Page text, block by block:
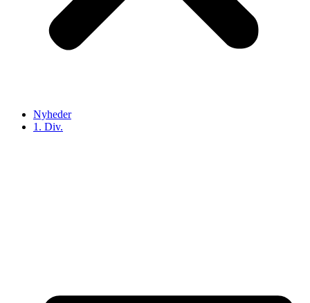
Nyheder
1. Div.